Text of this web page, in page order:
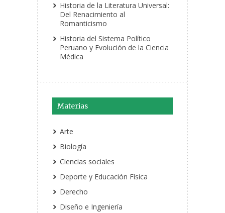
Historia de la Literatura Universal:
Del Renacimiento al
Romanticismo
Historia del Sistema Político
Peruano y Evolución de la Ciencia
Médica
Materias
Arte
Biología
Ciencias sociales
Deporte y Educación Física
Derecho
Diseño e Ingeniería